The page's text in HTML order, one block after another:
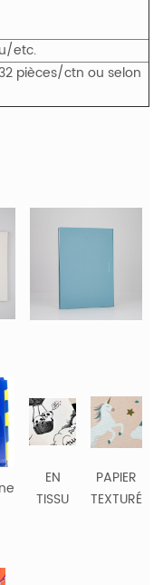
etc.
pièces/ctn ou selon
EN
TISSU
PAPIER
TEXTURÉ